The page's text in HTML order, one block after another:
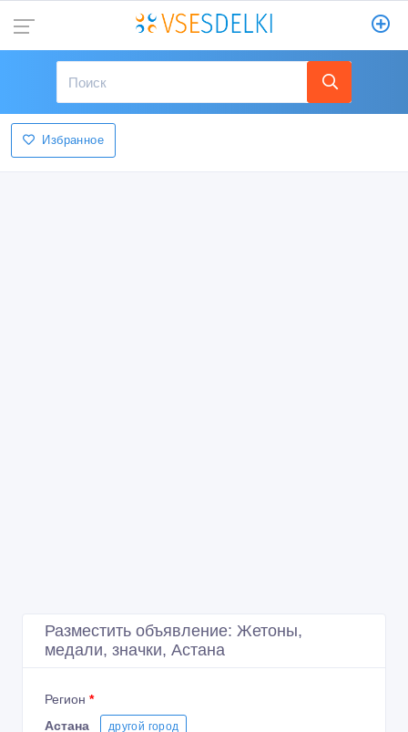
Избранное
Разместить объявление: Жетоны,
медали, значки, Астана
Регион *
Астана
другой город